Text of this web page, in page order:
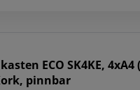
ECO SK4KE, 4xA4
pinnbar